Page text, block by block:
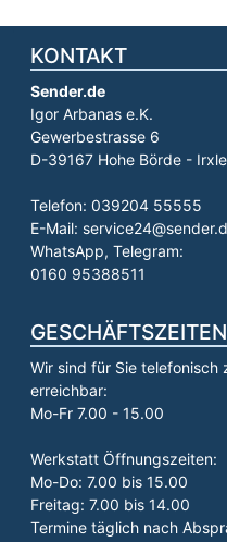
KONTAKT
Sender.de
Igor Arbanas e.K.
Gewerbestrasse 6
D-39167 Hohe Börde -
Telefon: 039204 55555
E-Mail:
WhatsApp, Telegram:
0160 95388511
GESCHÄFTSZEITEN
Wir sind für Sie
erreichbar:
Mo-Fr 7.00 - 15.00
Werkstatt Öffnungszeiten:
Mo-Do: 7.00 bis 15.00
Freitag: 7.00 bis 14.00
Termine täglich nach